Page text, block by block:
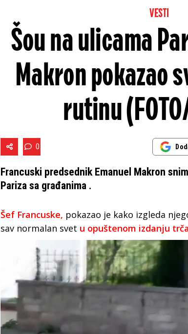
VESTI
Šou na ulicama
Makron pokazao
rutinu
0
Francuski predsednik Emanuel Makron
Pariza sa građanima .
Šef Francuske, pokazao je kako izgleda
sav normalan svet u opuštenom izdanju